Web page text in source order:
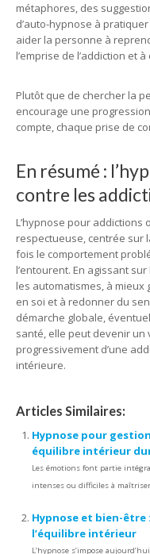
métaphores, des
d’auto-hypnose à
aider la personne à
l’emprise de l’addiction et
Plutôt que de chercher la
encourage une
compte, chaque prise de
En résumé :
contre les
L’hypnose pour
respectueuse, centrée sur
fois le comportement
l’entourent. En agissant
les automatismes, à
en soi et à redonner du
démarche globale,
santé, elle peut devenir
progressivement d’une
intérieure.
Articles Similaires:
Hypnose pour
équilibre intérieur
Les émotions font partie
intenses ou difficiles à
Hypnose et bien-
l’équilibre intérieur
L’hypnose s’impose